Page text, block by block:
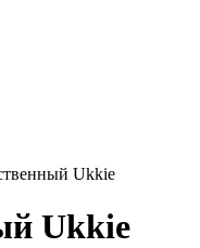
Ukkie
Ukkie